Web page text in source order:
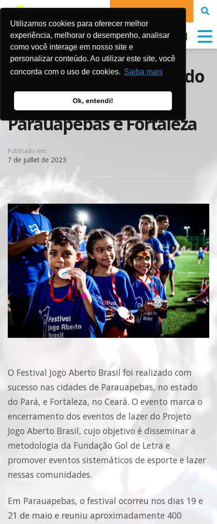
Utilizamos cookies para oferecer melhor
experiência, melhorar o desempenho, analisar
como você interage em nosso site e
personalizar conteúdo. Ao utilizar este site, você
concorda com o uso de cookies. Saiba mais
Ok, entendi!
FAIRE UN DON
Festival JAB: Promovendo
Esporte e Lazer em
Parauapebas e Fortaleza
Publicado em:
7 de juillet de 2023
O Festival Jogo Aberto Brasil foi realizado com
sucesso nas cidades de Parauapebas, no estado
do Pará, e Fortaleza, no Ceará. O evento marca o
encerramento dos eventos de lazer do Projeto
Jogo Aberto Brasil, cujo objetivo é disseminar a
metodologia da Fundação Gol de Letra e
promover eventos sistemáticos de esporte e lazer
nessas comunidades.
Em Parauapebas, o festival ocorreu nos dias 19 e
21 de maio e reuniu aproximadamente 400